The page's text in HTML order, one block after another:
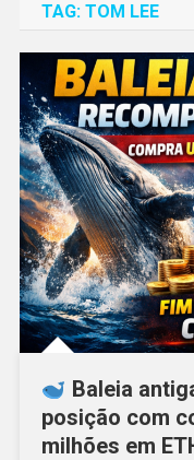
TAG: TOM LEE
Baleia
posição com
milhões em